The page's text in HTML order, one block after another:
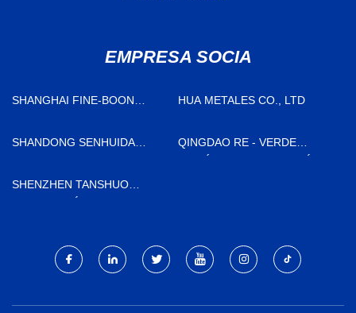
EMPRESA SOCIA
SHANGHAI FINE-BOON
CO., LTD.
HUA METALES CO., LTD
SHANDONG SENHUIDA
QINGDAO RE - VERDE
SHENZHEN TANSHUO